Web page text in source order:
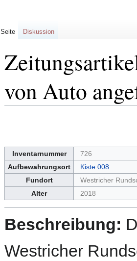
von Auto
Inventarnummer
726
Aufbewahrungsort
Kiste 008
Fundort
Westricher
Alter
2018
Beschreibung:
Westricher
Seite Diskussion